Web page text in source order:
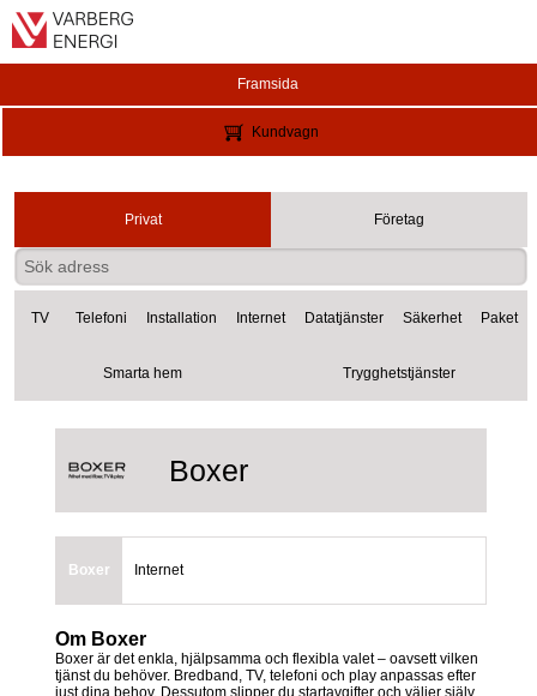
Framsida
Kundvagn
Privat Företag
TV Telefoni Installation Internet Datatjänster Säkerhet Paket
Smarta hem Trygghetstjänster
Boxer
Boxer Internet
Om Boxer
Boxer är det enkla, hjälpsamma och flexibla valet – oavsett vilken
tjänst du behöver. Bredband, TV, telefoni och play anpassas efter
just dina behov. Dessutom slipper du startavgifter och väljer själv